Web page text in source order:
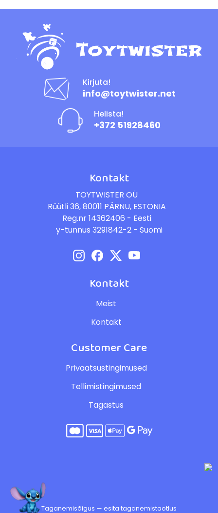
Kirjuta!
info@toytwister.net
Helista!
+372 51928460
Kontakt
TOYTWISTER OÜ
Rüütli 36, 80011 PÄRNU, ESTONIA
Reg.nr 14362406 - Eesti
y-tunnus 3291842-2 - Suomi
Kontakt
Meist
Kontakt
Customer Care
Privaatsustingimused
Tellimistingimused
Tagastus
Taganemisõigus — esita taganemistaotlus